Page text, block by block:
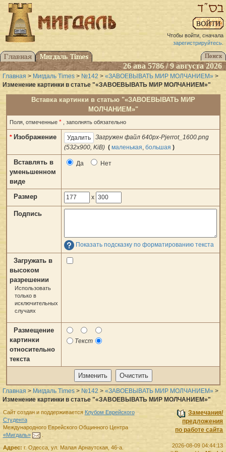
Чтобы войти, сначала
зарегистрируйтесь.
26 ава 5786 / 9 августа 2026
Главная > Мигдаль Times > №142 > «ЗАВОЕВЫВАТЬ МИР МОЛЧАНИЕМ» >
Изменение картинки в статье "«ЗАВОЕВЫВАТЬ МИР МОЛЧАНИЕМ»"
Вставка картинки в статью "«ЗАВОЕВЫВАТЬ МИР
МОЛЧАНИЕМ»"
Поля, отмеченные * , заполнять обязательно
* Изображение
Загружен файл 640px-Pjerrot_1600.png
(532x900, KiB) ( маленькая большая )
Вставлять в
уменьшенном
виде
Да Нет
Размер x
Подпись
Показать подсказку по форматированию текста
Загружать в
высоком
разрешении
Использовать
только в
исключительных
случаях
Размещение
картинки
относительно
текста
Текст
Главная > Мигдаль Times > №142 > «ЗАВОЕВЫВАТЬ МИР МОЛЧАНИЕМ» >
Изменение картинки в статье "«ЗАВОЕВЫВАТЬ МИР МОЛЧАНИЕМ»"
Замечания/
предложения
по работе сайта
2026-08-09 04:44:13
Сайт создан и поддерживается Клубом Еврейского
Студента
Международного Еврейского Общинного Центра
«Мигдаль»
Адрес: г. Одесса, ул. Малая Арнаутская, 46-а.